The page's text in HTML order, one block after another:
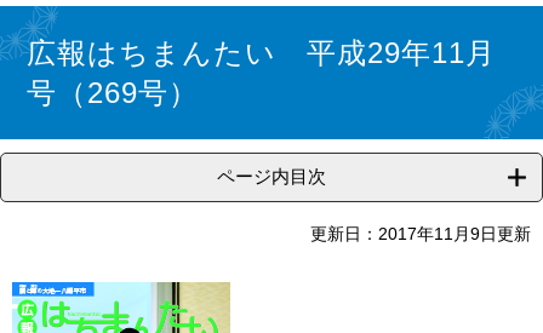
文 広報はちまんたい 平成29年11月
号（269号）
ページ内目次
更新日：2017年11月9日更新